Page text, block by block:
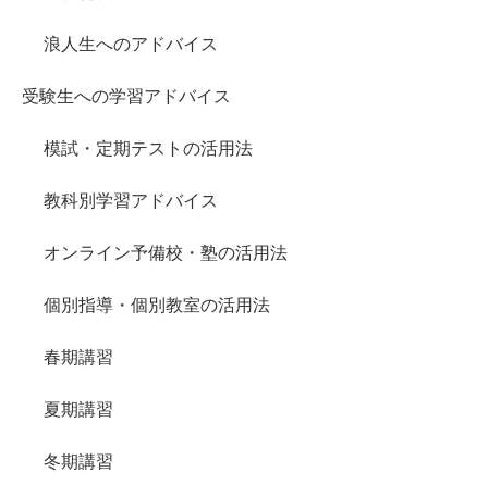
浪人生へのアドバイス
受験生への学習アドバイス
模試・定期テストの活用法
教科別学習アドバイス
オンライン予備校・塾の活用法
個別指導・個別教室の活用法
春期講習
夏期講習
冬期講習